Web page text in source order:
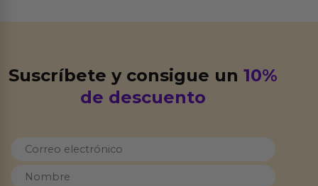
Suscríbete y consigue un10%
de descuento